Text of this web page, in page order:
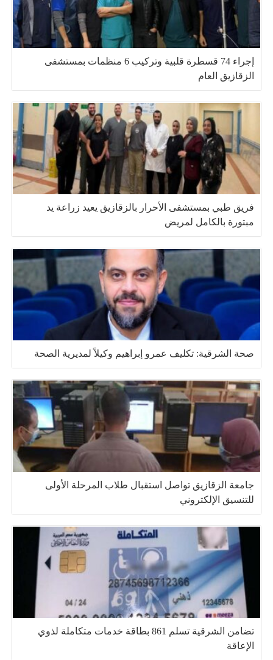
إجراء 74 قسطرة قلبية وتركيب 6 منظمات بمستشفى
الزقازيق العام
فريق طبي بمستشفى الأحرار بالزقازيق يعيد زراعة يد
مبتورة بالكامل لمريض
صحة الشرقية: تكليف عمرو إبراهيم وكيلاً لمديرية الصحة
جامعة الزقازيق تواصل استقبال طلاب المرحلة الأولى
للتنسيق الإلكتروني
تضامن الشرقية تسلم 861 بطاقة خدمات متكاملة لذوي
الإعاقة